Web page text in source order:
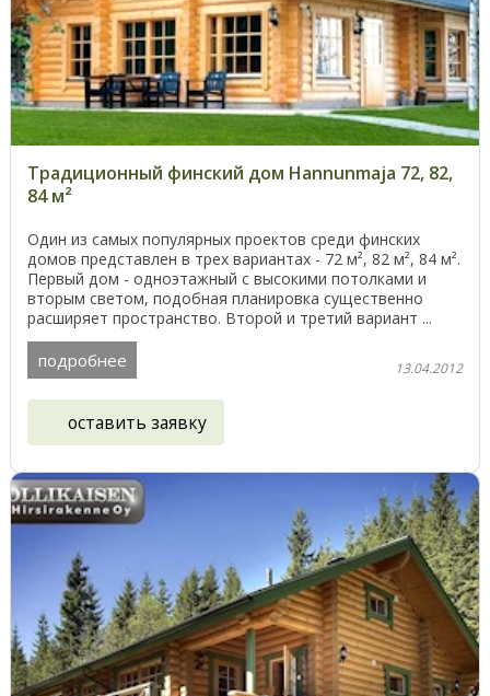
Традиционный финский дом Hannunmaja 72, 82,
84 м²
Один из самых популярных проектов среди финских
домов представлен в трех вариантах - 72 м², 82 м², 84 м².
Первый дом - одноэтажный с высокими потолками и
вторым светом, подобная планировка существенно
расширяет пространство. Второй и третий вариант ...
подробнее 13.04.2012
оставить заявку